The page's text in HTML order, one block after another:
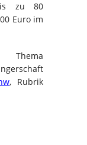
zu 80
Euro im
, Rubrik